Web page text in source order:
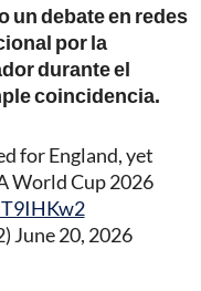
un debate en redes
por la
durante el
coincidencia.
for England, yet
World Cup 2026
June 20, 2026